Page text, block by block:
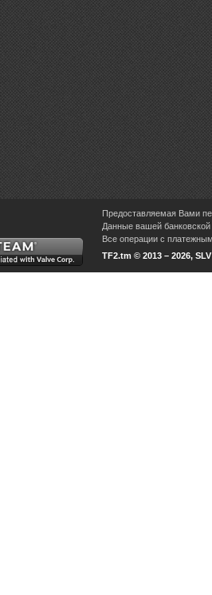
Предоставляемая Вами
Данные вашей
Все операции с
TF2.tm © 2013 – 2026,